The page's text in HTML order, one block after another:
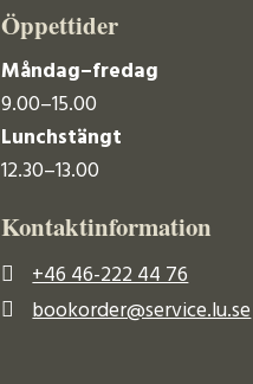
Öppettider
Måndag–fredag
9.00–15.00
Lunchstängt
12.30–13.00
Kontaktinformation
+46 46-222 44 76
bookorder@service.lu.se